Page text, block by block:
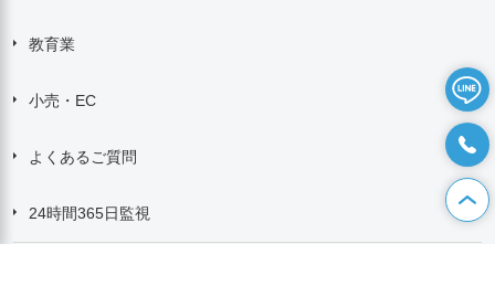
教育業
小売・EC
よくあるご質問
24時間365日監視